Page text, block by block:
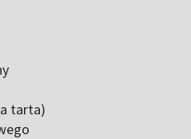
tarta)